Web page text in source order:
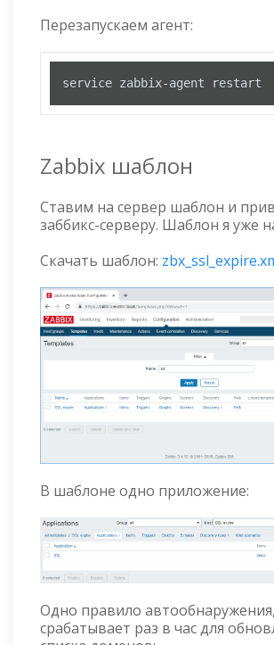
Перезапускаем агент:
service zabbix-agent restart
Zabbix шаблон
Ставим на сервер шаблон и
заббикс-серверу. Шаблон я уже
Скачать шаблон:
В шаблоне одно приложение:
Одно правило автообнаружения,
срабатывает раз в час для